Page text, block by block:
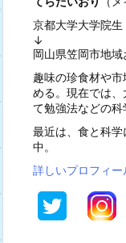
京都大学大学院
↓
岡山県笠岡市地
趣味の珍食材や
める。現在では
て勉強法などの科
最近は、食と科
中。
詳しいプロフィー